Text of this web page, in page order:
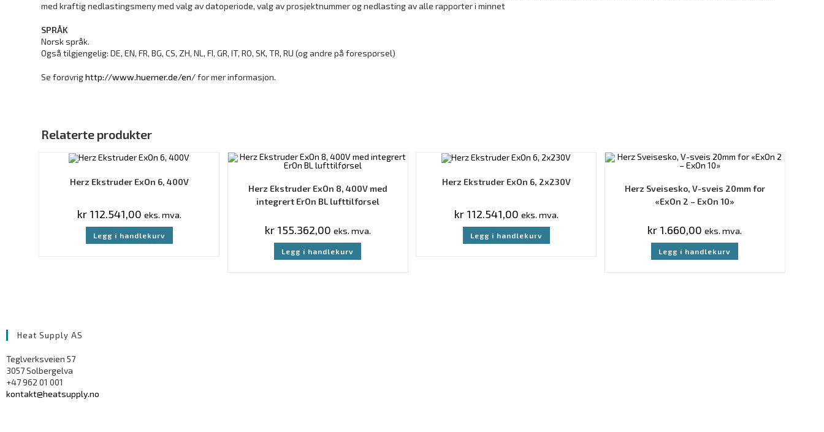
med kraftig nedlastingsmeny med valg av datoperiode, valg av prosjektnummer og nedlasting av alle rapporter i minnet
SPRÅK
Norsk språk.
Også tilgjengelig: DE, EN, FR, BG, CS, ZH, NL, FI, GR, IT, RO, SK, TR, RU (og andre på forespørsel)
Se forøvrighttp://www.huerner.de/en/for mer informasjon.
Relaterte produkter
Herz Ekstruder ExOn 6, 400V
kr112.541,00 eks. mva.
Legg i handlekurv
Herz Ekstruder ExOn 8, 400V med
integrert ErOn BL lufttilførsel
kr155.362,00 eks. mva.
Legg i handlekurv
Herz Ekstruder ExOn 6, 2x230V
kr112.541,00 eks. mva.
Legg i handlekurv
Herz Sveisesko, V-sveis 20mm for
«ExOn 2 – ExOn 10»
kr 1.660,00 eks. mva.
Legg i handlekurv
Heat Supply AS
Teglverksveien 57
3057 Solbergelva
+47 962 01 001
kontakt@heatsupply.no